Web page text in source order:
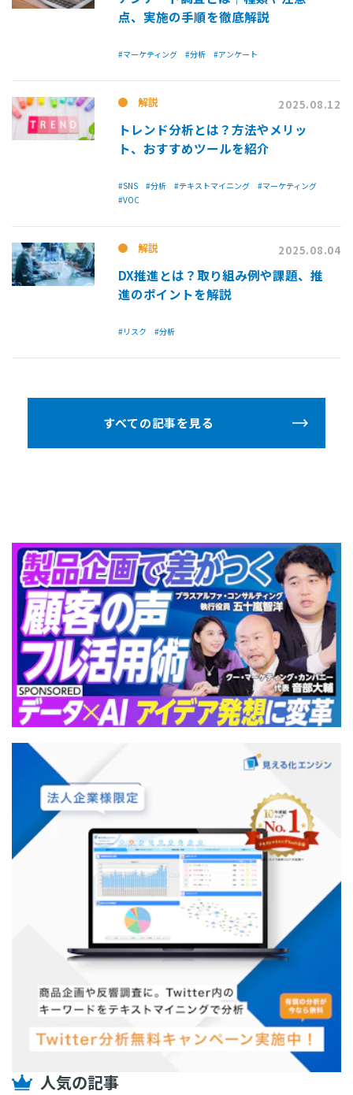
点、実施の手順を徹底解説
#マーケティング #分析 #アンケート
解説 2025.08.12
トレンド分析とは？方法やメリッ
ト、おすすめツールを紹介
#SNS #分析 #テキストマイニング
#マーケティング
#VOC
解説 2025.08.04
DX推進とは？取り組み例や課題、推
進のポイントを解説
#リスク #分析
すべての記事を見る
人気の記事